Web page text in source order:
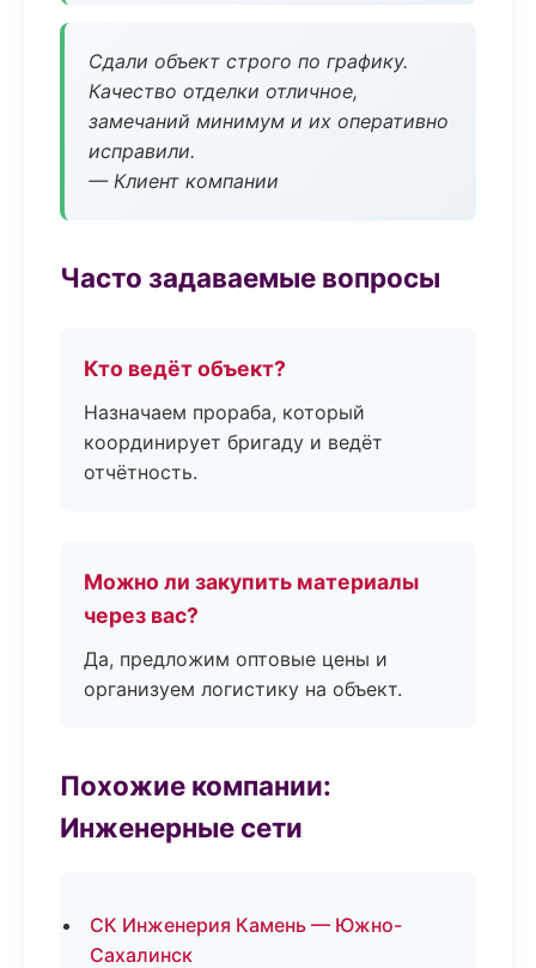
Сдали объект строго по графику.
Качество отделки отличное,
замечаний минимум и их оперативно
исправили.
— Клиент компании
Часто задаваемые вопросы
Кто ведёт объект?
Назначаем прораба, который
координирует бригаду и ведёт
отчётность.
Можно ли закупить материалы
через вас?
Да, предложим оптовые цены и
организуем логистику на объект.
Похожие компании:
Инженерные сети
СК Инженерия Камень — Южно-
Сахалинск